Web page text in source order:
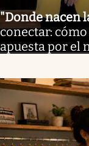
"Donde nacen
conectar:
apuesta por el